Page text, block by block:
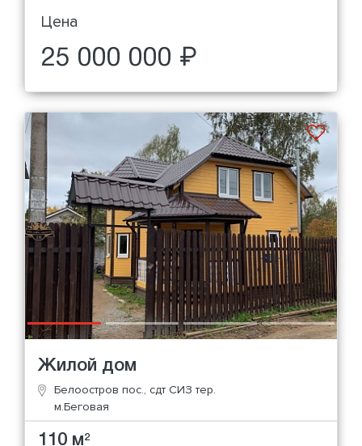
Цена
25 000 000 ₽
Жилой дом
Белоостров пос., сдт СИЗ тер.
м.Беговая
110 м2